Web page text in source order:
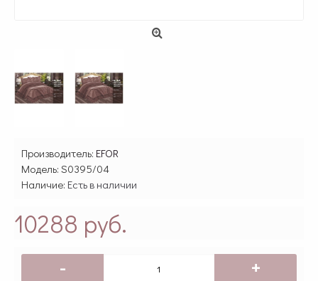
Производитель: EFOR
Модель: S0395/04
Наличие: Есть в наличии
10288 руб.
- +